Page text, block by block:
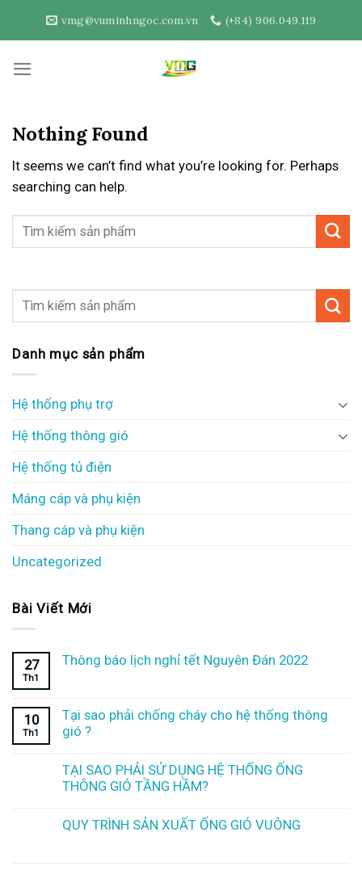
vmg@vuminhngoc.com.vn (+84) 906.049.119
Nothing Found
It seems we can’t find what you’re looking for. Perhaps
searching can help.
Danh mục sản phẩm
Hệ thống phụ trợ
Hệ thống thông gió
Hệ thống tủ điện
Máng cáp và phụ kiện
Thang cáp và phụ kiện
Uncategorized
Bài Viết Mới
27
Th1
Thông báo lịch nghỉ tết Nguyên Đán 2022
10
Th1
Tại sao phải chống cháy cho hệ thống thông
gió ?
TẠI SAO PHẢI SỬ DỤNG HỆ THỐNG ỐNG
THÔNG GIÓ TẦNG HẦM?
QUY TRÌNH SẢN XUẤT ỐNG GIÓ VUÔNG